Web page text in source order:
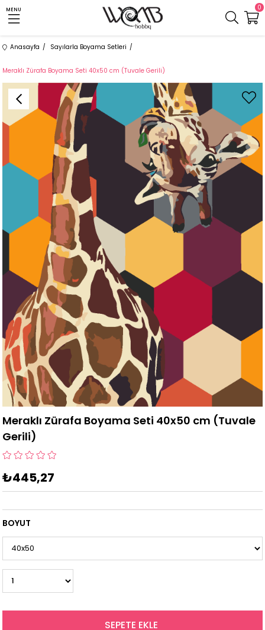
MENU 0
Anasayfa Sayılarla Boyama Setleri
Meraklı Zürafa Boyama Seti 40x50 cm (Tuvale Gerili)
Meraklı Zürafa Boyama Seti 40x50 cm (Tuvale
Gerili)
₺445,27
BOYUT